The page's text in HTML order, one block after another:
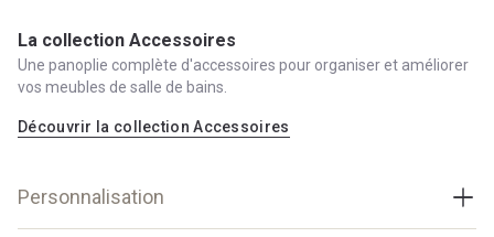
La collection Accessoires
Une panoplie complète d'accessoires pour organiser et améliorer
vos meubles de salle de bains.
Découvrir la collection Accessoires
Personnalisation